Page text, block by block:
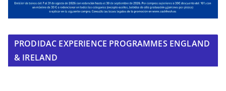
PRODIDAC EXPERIENCE PROGRAMMES ENGLAND
& IRELAND